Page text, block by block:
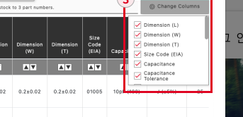
디바이스… 수정 디바이스란? 그